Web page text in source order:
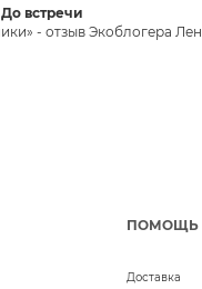
До встречи
ПОМОЩЬ
Доставка